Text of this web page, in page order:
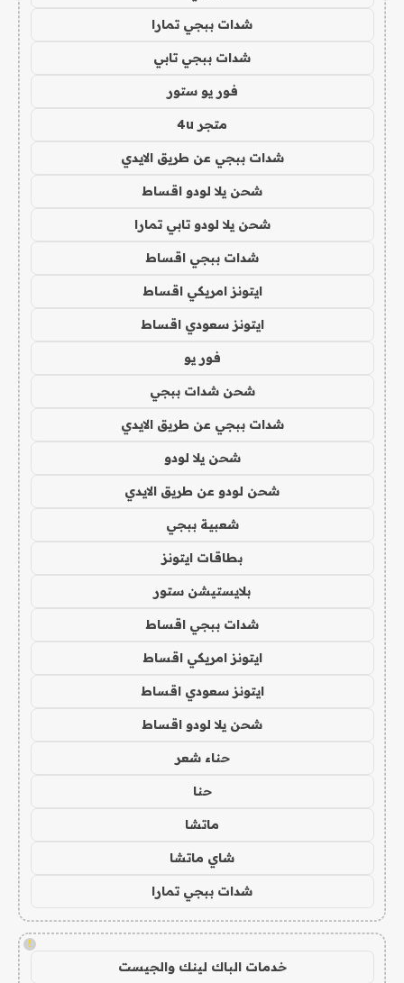
شدات ببجي تمارا
شدات ببجي تابي
فور يو ستور
متجر 4u
شدات ببجي عن طريق الايدي
شحن يلا لودو اقساط
شحن يلا لودو تابي تمارا
شدات ببجي اقساط
ايتونز امريكي اقساط
ايتونز سعودي اقساط
فور يو
شحن شدات ببجي
شدات ببجي عن طريق الايدي
شحن يلا لودو
شحن لودو عن طريق الايدي
شعبية ببجي
بطاقات ايتونز
بلايستيشن ستور
شدات ببجي اقساط
ايتونز امريكي اقساط
ايتونز سعودي اقساط
شحن يلا لودو اقساط
حناء شعر
حنا
ماتشا
شاي ماتشا
شدات ببجي تمارا
!
خدمات الباك لينك والجيست